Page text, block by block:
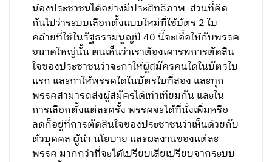
น้องประชาชนได้อย่างมีประสิทธิภาพ ส่วนที่คิด
กันไปว่าระบบเลือกตั้งแบบใหม่ที่ใช้บัตร 2 ใบ
คล้ายที่ใช้ในรัฐธรรมนูญปี 40 นี้จะเอื้อให้กับพรรค
ขนาดใหญ่นั้น ตนเห็นว่าเราต้องเคารพการตัดสิน
ใจของประชาชนว่าจะกาให้ผู้สมัครคนใดในบัตรใบ
แรก และกาให้พรรคใดในบัตรใบที่สอง และทุก
พรรคสามารถส่งผู้สมัครได้เท่าเทียมกัน และใน
การเลือกตั้งแต่ละครั้ง พรรคจะได้ที่นั่งเพิ่มหรือ
ลดก็อยู่ที่การตัดสินใจของประชาชนว่าเห็นด้วยกับ
ตัวบุคคล ผู้นำ นโยบาย และผลงานของแต่ละ
พรรค มากกว่าที่จะได้เปรียบเสียเปรียบจากระบบ